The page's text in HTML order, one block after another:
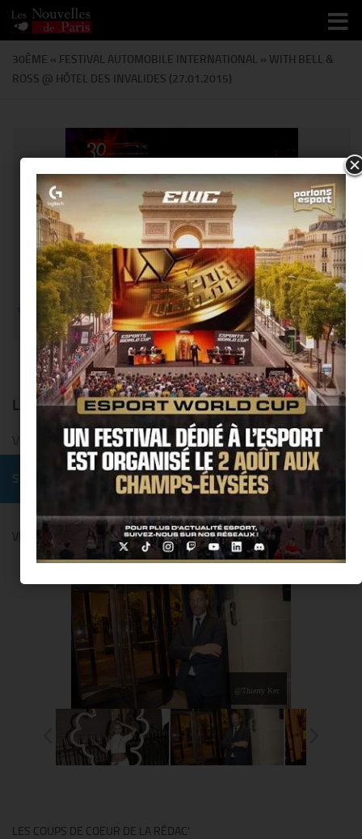
Skip to content
30ÈME « FESTIVAL AUTOMOBILE INTERNATIONAL » WITH BELL &
ROSS @ HÔTEL DES INVALIDES (27.01.2015)
LAISSER UN COMMENTAIRE
Vous devez vous connecterpour publier un commentaire.
SUIVRE :
VENDANGES MONTAIGNE BY COMITÉ MONTAIGNE
@Thierry Ker
LES COUPS DE COEUR DE LA RÉDAC’